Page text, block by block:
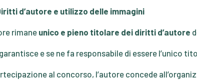
d’autore e utilizzo delle immagini
rimane unico e pieno titolare dei diritti d’autore
e se ne fa responsabile di essere l’unico
al concorso, l’autore concede